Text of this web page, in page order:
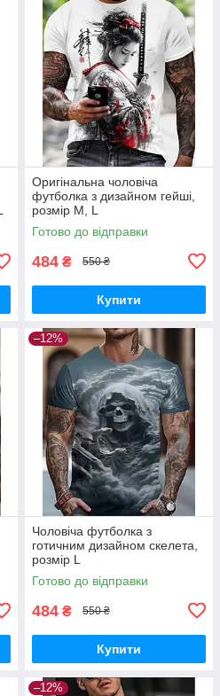
Оригінальна чоловіча
футболка з дизайном гейші,
розмір M, L
Готово до відправки
484 ₴ 550 ₴
Купити
–12%
Чоловіча футболка з
готичним дизайном скелета,
розмір L
Готово до відправки
484 ₴ 550 ₴
Купити
–12%